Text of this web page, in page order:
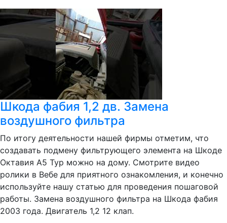
Шкода фабия 1,2 дв. Замена
воздушного фильтра
По итогу деятельности нашей фирмы отметим, что
создавать подмену фильтрующего элемента на Шкоде
Октавия А5 Тур можно на дому. Смотрите видео
ролики в Вебе для приятного ознакомления, и конечно
используйте нашу статью для проведения пошаговой
работы. Замена воздушного фильтра на Шкода фабия
2003 года. Двигатель 1,2 12 клап.